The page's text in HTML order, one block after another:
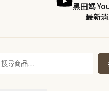
黑田媽
最新
搜
尋